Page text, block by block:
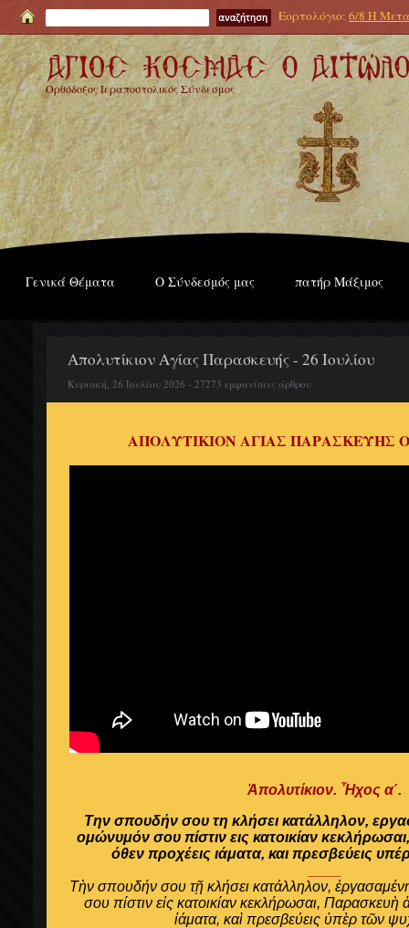
Εορτολόγιο: 6/8 Η
Ορθόδοξος Ιεραποστολικός Σύνδεσμος
Γενικά Θέματα Ο Σύνδεσμός μας πατήρ Μάξιμος
Απολυτίκιον Αγίας Παρασκευής - 26 Ιουλίου
Κυριακή, 26 Ιουλίου 2026 - 27273 εμφανίσεις άρθρου
ΑΠΟΛΥΤΙΚΙΟΝ ΑΓΙΑΣ ΠΑΡΑΣΚΕΥΗΣ
Ἀπολυτίκιον. Ἦχος α΄.
Την σπουδήν σου τη κλήσει κατάλληλον,
ομώνυμόν σου πίστιν εις κατοικίαν
όθεν προχέεις ιάματα, και πρεσβεύεις
Τὴν σπουδήν σου τῇ κλήσει κατάλληλον,
σου πίστιν εἰς κατοικίαν κεκλήρωσαι, Παρασκευὴ
ἰάματα, καὶ πρεσβεύεις ὑπὲρ τῶν